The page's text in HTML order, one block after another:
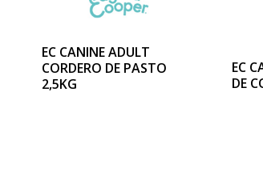
EC CANINE ADULT
CORDERO DE PASTO
2,5KG
EC
DE